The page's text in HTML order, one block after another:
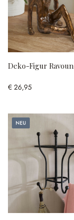
Deko-Figur Ravoun
€ 26,95
Neu